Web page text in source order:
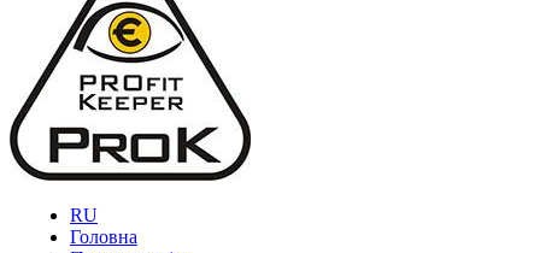
RU
Головна